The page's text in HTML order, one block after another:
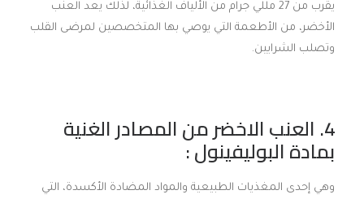
يقرب من 27 مللي جرام من الألياف الغذائية، لذلك يعد العنب
الأخضر، من الأطعمة التي يوصي بها المتخصصين لمرضى القلب
وتصلب الشرايين.
4. العنب الاخضر من المصادر الغنية
بمادة البوليفينول :
وهي إحدى المغذيات الطبيعية والمواد المضادة الأكسدة، التي